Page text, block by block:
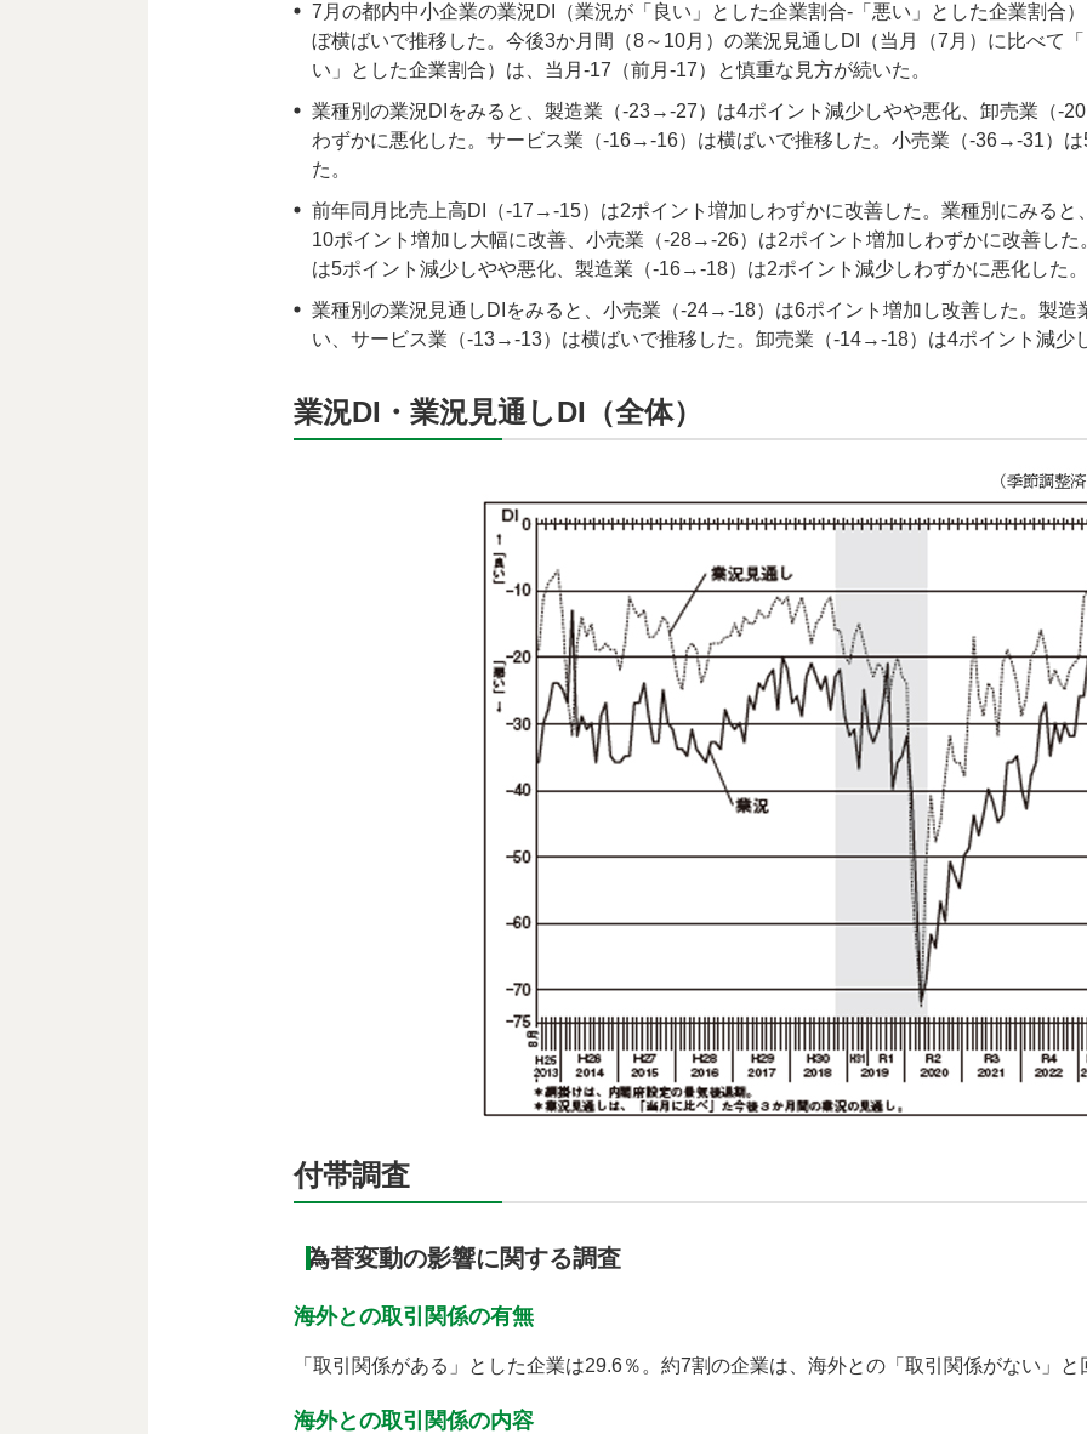
7月の都内中小企業の業況DI（業況が「良い」とした企業割合-「悪い」とした企業割合
ぼ横ばいで推移した。今後3か月間（8～10月）の業況見通しDI（当月（7月）に比べて
い」とした企業割合）は、当月-17（前月-17）と慎重な見方が続いた。
業種別の業況DIをみると、製造業（-23→-27）は4ポイント減少しやや悪化、卸売業（-
わずかに悪化した。サービス業（-16→-16）は横ばいで推移した。小売業（-36→-31）
た。
前年同月比売上高DI（-17→-15）は2ポイント増加しわずかに改善した。業種別にみる
10ポイント増加し大幅に改善、小売業（-28→-26）は2ポイント増加しわずかに改善し
は5ポイント減少しやや悪化、製造業（-16→-18）は2ポイント減少しわずかに悪化した。
業種別の業況見通しDIをみると、小売業（-24→-18）は6ポイント増加し改善した。製
い、サービス業（-13→-13）は横ばいで推移した。卸売業（-14→-18）は4ポイント減少
業況DI・業況見通しDI（全体）
付帯調査
為替変動の影響に関する調査
海外との取引関係の有無
「取引関係がある」とした企業は29.6％。約7割の企業は、海外との「取引関係がない」と
海外との取引関係の内容